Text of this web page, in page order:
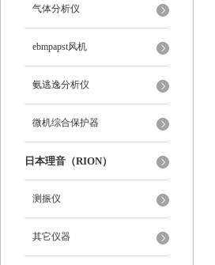
气体分析仪
ebmpapst风机
氨逃逸分析仪
微机综合保护器
日本理音（RION）
测振仪
其它仪器